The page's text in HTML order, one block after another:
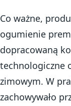
Co ważne,
ogumienie
dopracowaną
technologiczne
zimowym. W
zachowywało